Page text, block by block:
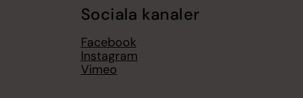
Sociala kanaler
Facebook
Instagram
Vimeo